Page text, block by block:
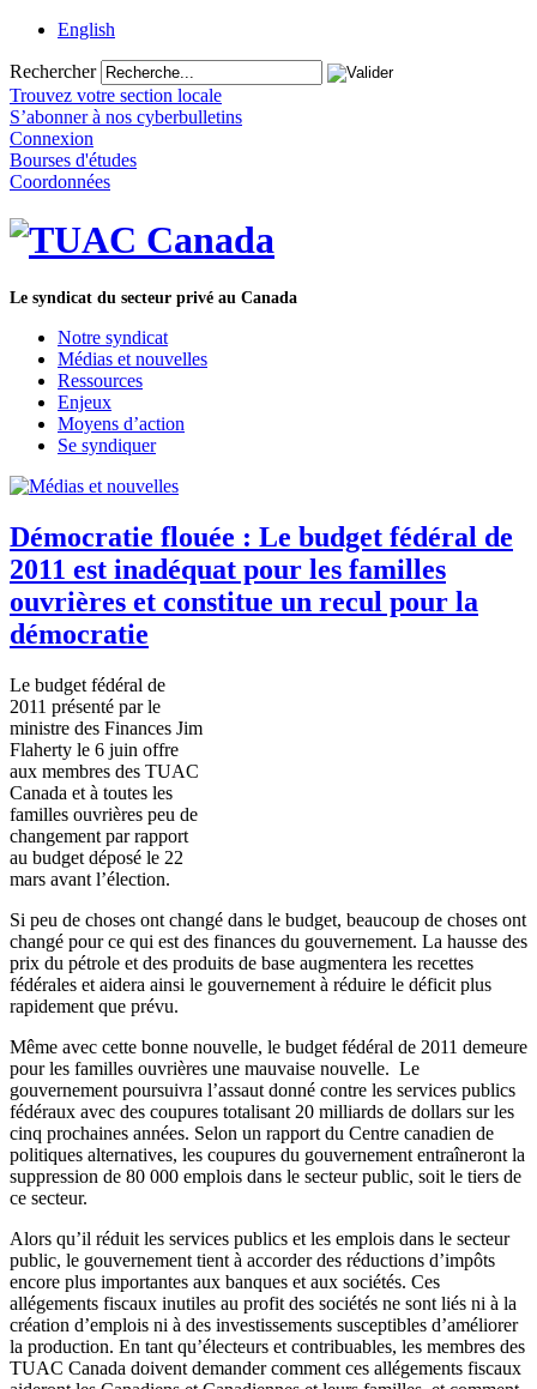
English
Rechercher
Trouvez votre section locale
S’abonner à nos cyberbulletins
Connexion
Bourses d'études
Coordonnées
Le syndicat du secteur privé au Canada
Notre syndicat
Médias et nouvelles
Ressources
Enjeux
Moyens d’action
Se syndiquer
Démocratie flouée : Le budget fédéral de
2011 est inadéquat pour les familles
ouvrières et constitue un recul pour la
démocratie
Le budget fédéral de
2011 présenté par le
ministre des Finances Jim
Flaherty le 6 juin offre
aux membres des TUAC
Canada et à toutes les
familles ouvrières peu de
changement par rapport
au budget déposé le 22
mars avant l’élection.
Si peu de choses ont changé dans le budget, beaucoup de choses ont
changé pour ce qui est des finances du gouvernement. La hausse des
prix du pétrole et des produits de base augmentera les recettes
fédérales et aidera ainsi le gouvernement à réduire le déficit plus
rapidement que prévu.
Même avec cette bonne nouvelle, le budget fédéral de 2011 demeure
pour les familles ouvrières une mauvaise nouvelle. Le
gouvernement poursuivra l’assaut donné contre les services publics
fédéraux avec des coupures totalisant 20 milliards de dollars sur les
cinq prochaines années. Selon un rapport du Centre canadien de
politiques alternatives, les coupures du gouvernement entraîneront la
suppression de 80 000 emplois dans le secteur public, soit le tiers de
ce secteur.
Alors qu’il réduit les services publics et les emplois dans le secteur
public, le gouvernement tient à accorder des réductions d’impôts
encore plus importantes aux banques et aux sociétés. Ces
allégements fiscaux inutiles au profit des sociétés ne sont liés ni à la
création d’emplois ni à des investissements susceptibles d’améliorer
la production. En tant qu’électeurs et contribuables, les membres des
TUAC Canada doivent demander comment ces allégements fiscaux